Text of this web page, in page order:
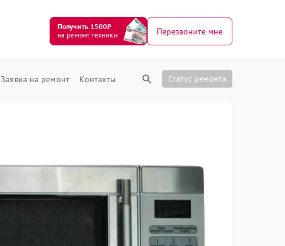
Получить 1500₽
на ремонт техники
Перезвоните мне
Заявка на ремонт Контакты Статус ремонта